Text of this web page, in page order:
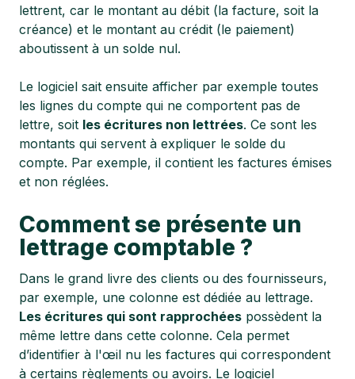
lettrent, car le montant au débit (la facture, soit la
créance) et le montant au crédit (le paiement)
aboutissent à un solde nul.
Le logiciel sait ensuite afficher par exemple toutes
les lignes du compte qui ne comportent pas de
lettre, soit les écritures non lettrées. Ce sont les
montants qui servent à expliquer le solde du
compte. Par exemple, il contient les factures émises
et non réglées.
Comment se présente un
lettrage comptable ?
Dans le grand livre des clients ou des fournisseurs,
par exemple, une colonne est dédiée au lettrage.
Les écritures qui sont rapprochées possèdent la
même lettre dans cette colonne. Cela permet
d’identifier à l'œil nu les factures qui correspondent
à certains règlements ou avoirs. Le logiciel